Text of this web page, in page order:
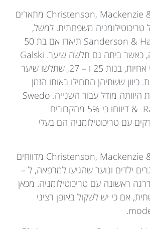
Christenson, Mackenzie & Reeve (1992) מתארים
טריכוטילומניה משפחתית. למשל,
Sanderson & Hall-Smith (1970) תיארו אם בת 50
עם טריכוטילומניה, כאשר ביתה גם תלשה שיער. Galski
(1983) תיאר שתי אחיות, בנות 25 ו – 27, שתלשו שיער
כיוון ששתיהן התחילו באותו הזמן
החוקר שער שאחת היוותה מודל עבור השנייה. Swedo
& Rapoport (1991) דיווחו כי 5% מהקרובים
עם טריכוטילומניה הם בעלי
Christenson, Mackenzie & Reeve (1992) מדווחים
161 מבוגרים ילדים ונוער שהגיעו למרפאה, ל –
מדרגה ראשונה עם טריכוטילומניה. מכאן
אם כי יש לשקול באופן רציני